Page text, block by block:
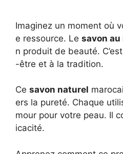
Imaginez un moment où
e ressource. Le savon
n produit de beauté.
-être et à la tradition.
Ce savon naturel
ers la pureté. Chaque
mour pour votre peau. Il
icacité.